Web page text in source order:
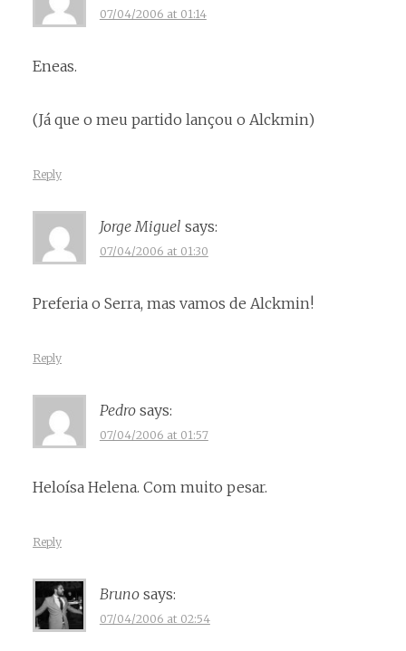
07/04/2006 at 01:14
Eneas.
(Já que o meu partido lançou o Alckmin)
Reply
Jorge Miguel says:
07/04/2006 at 01:30
Preferia o Serra, mas vamos de Alckmin!
Reply
Pedro says:
07/04/2006 at 01:57
Heloísa Helena. Com muito pesar.
Reply
Bruno says:
07/04/2006 at 02:54